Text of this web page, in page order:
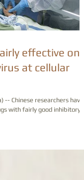
effective on
at cellular
-- Chinese researchers have
with fairly good inhibitory